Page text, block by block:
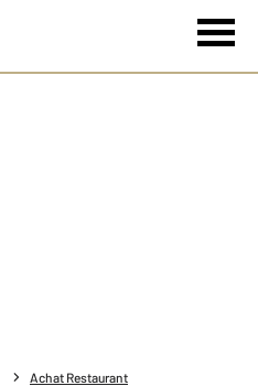
Achat Restaurant